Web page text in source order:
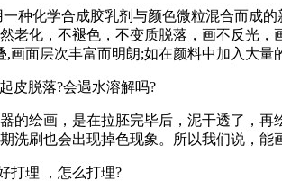
化学合成胶乳剂与颜色微粒混合而成的
老化，不褪色，不变质脱落，画不反光
面层次丰富而明朗;如在颜料中加入大
脱落?会遇水溶解吗?
绘画，是在拉胚完毕后，泥干透了，再
洗刷也会出现掉色现象。所以我们说，
理 ，怎么打理?